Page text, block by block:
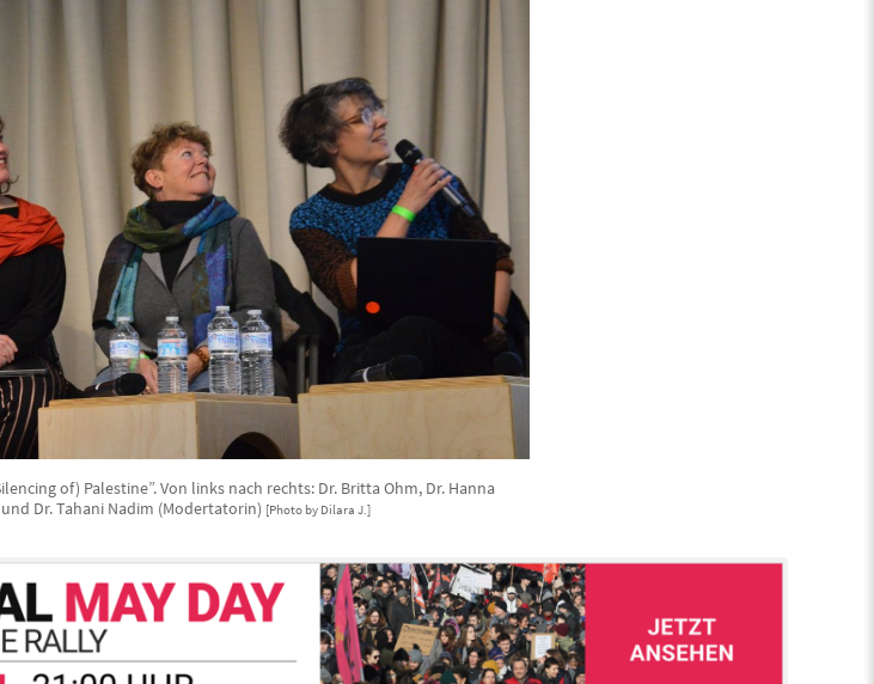
of) Palestine”. Von links nach rechts: Dr. Britta Ohm, Dr. Hanna
Dr. Tahani Nadim (Modertatorin) [Photo by Dilara J.]